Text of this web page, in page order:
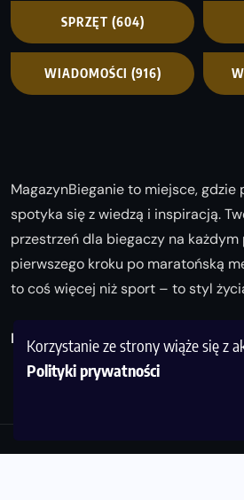
Korzystanie ze strony wiąże się z
Polityki prywatności
SPRZĘT (604)
WIADOMOŚCI (916)
MagazynBieganie to miejsce, gdzie
spotyka się z wiedzą i inspiracją.
przestrzeń dla biegaczy na
pierwszego kroku po maratońską
to coś więcej niż sport – to styl
Biegaj z nami i odkrywaj swoją